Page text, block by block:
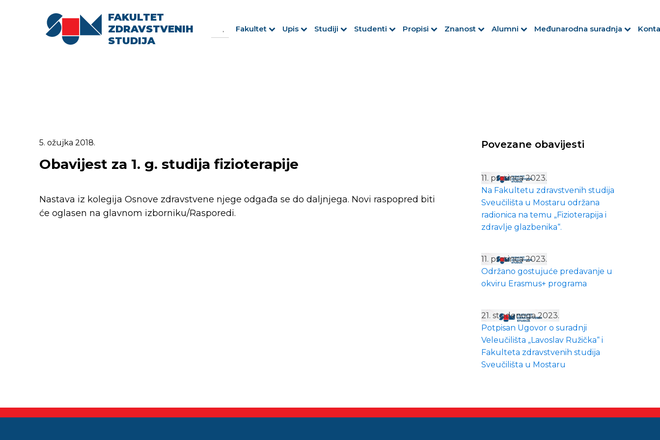
FAKULTET
ZDRAVSTVENIH
STUDIJA
for:
Fakultet Upis Studiji Studenti Propisi Znanost Alumni Međunarodna suradnja
5. ožujka 2018.
Obavijest za 1. g. studija fizioterapije
Nastava iz kolegija Osnove zdravstvene njege odgađa se do daljnjega. Novi raspopred biti
će oglasen na glavnom izborniku/Rasporedi.
Povezane obavijesti
11. prosinca 2023.
Na Fakultetu zdravstvenih studija
Sveučilišta u Mostaru održana
radionica na temu „Fizioterapija i
zdravlje glazbenika“.
11. prosinca 2023.
Održano gostujuće predavanje u
okviru Erasmus+ programa
21. studenoga 2023.
Potpisan Ugovor o suradnji
Veleučilišta „Lavoslav Ružička“ i
Fakulteta zdravstvenih studija
Sveučilišta u Mostaru